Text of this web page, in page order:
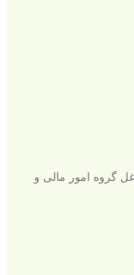
گروه امور مالی و